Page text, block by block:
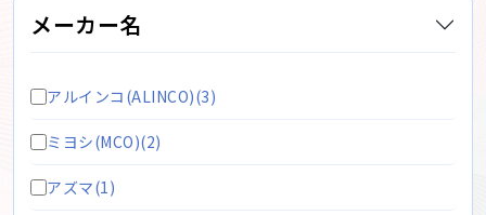
メーカー名
アルインコ(ALINCO)(3)
ミヨシ(MCO)(2)
アズマ(1)